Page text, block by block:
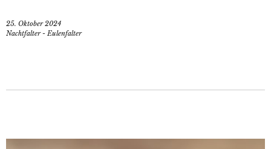
25. Oktober 2024
Nachtfalter - Eulenfalter